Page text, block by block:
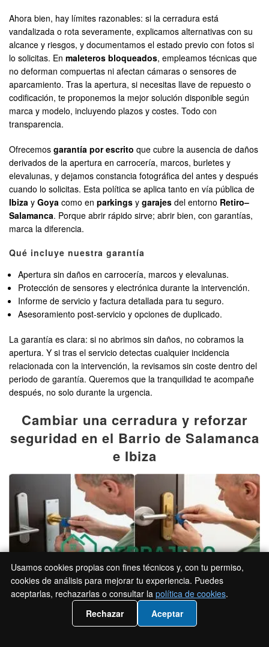
Ahora bien, hay límites razonables: si la cerradura está
vandalizada o rota severamente, explicamos alternativas con su
alcance y riesgos, y documentamos el estado previo con fotos si
lo solicitas. En maleteros bloqueados, empleamos técnicas que
no deforman compuertas ni afectan cámaras o sensores de
aparcamiento. Tras la apertura, si necesitas llave de repuesto o
codificación, te proponemos la mejor solución disponible según
marca y modelo, incluyendo plazos y costes. Todo con
transparencia.
Ofrecemos garantía por escrito que cubre la ausencia de daños
derivados de la apertura en carrocería, marcos, burletes y
elevalunas, y dejamos constancia fotográfica del antes y después
cuando lo solicitas. Esta política se aplica tanto en vía pública de
Ibiza y Goya como en parkings y garajes del entorno Retiro–
Salamanca. Porque abrir rápido sirve; abrir bien, con garantías,
marca la diferencia.
Qué incluye nuestra garantía
Apertura sin daños en carrocería, marcos y elevalunas.
Protección de sensores y electrónica durante la intervención.
Informe de servicio y factura detallada para tu seguro.
Asesoramiento post-servicio y opciones de duplicado.
La garantía es clara: si no abrimos sin daños, no cobramos la
apertura. Y si tras el servicio detectas cualquier incidencia
relacionada con la intervención, la revisamos sin coste dentro del
periodo de garantía. Queremos que la tranquilidad te acompañe
después, no solo durante la urgencia.
Cambiar una cerradura y reforzar
seguridad en el Barrio de Salamanca
e Ibiza
📲 Llámanos 919933024
Usamos cookies propias con fines técnicos y, con tu permiso,
cookies de análisis para mejorar tu experiencia. Puedes
aceptarlas, rechazarlas o consultar la política de cookies.
Rechazar
Aceptar